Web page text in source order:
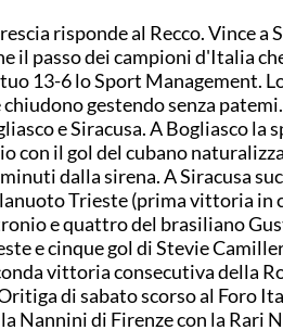
risponde al Recco. Vince a
il passo dei campioni d'Italia
13-6 lo Sport Management.
chiudono gestendo senza
e Siracusa. A Bogliasco la
con il gol del cubano
dalla sirena. A Siracusa
Trieste (prima vittoria in
e quattro del brasiliano
e cinque gol di Stevie
vittoria consecutiva della
di sabato scorso al Foro
Nannini di Firenze con la Rari